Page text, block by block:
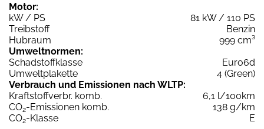
Motor:
kW / PS
81 kW / 110 PS
Treibstoff
Benzin
Hubraum
999 cm³
Umweltnormen:
Schadstoffklasse
Euro6d
Umweltplakette
4 (Green)
Verbrauch und Emissionen nach WLTP:
Kraftstoffverbr. komb.
6,1 l/100km
CO2-Emissionen komb.
138 g/km
CO2-Klasse
E